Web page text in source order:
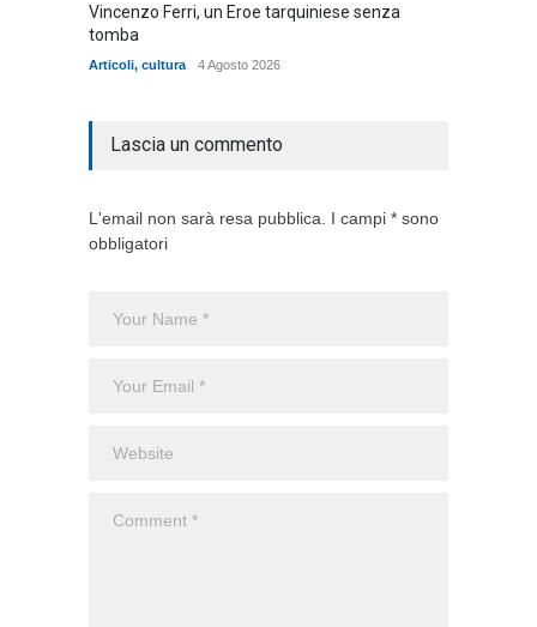
Vincenzo Ferri, un Eroe tarquiniese senza
tomba
Articoli, cultura 4 Agosto 2026
Lascia un commento
L'email non sarà resa pubblica. I campi * sono
obbligatori